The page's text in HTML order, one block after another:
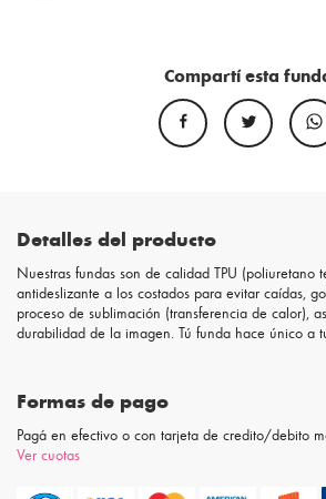
Compartí esta
Detalles del producto
Nuestras fundas son de calidad TPU (poliuretano
antideslizante a los costados para evitar caídas,
proceso de sublimación (transferencia de calor),
durabilidad de la imagen. Tú funda hace único a
Formas de pago
Pagá en efectivo o con tarjeta de credito/debito
Ver cuotas